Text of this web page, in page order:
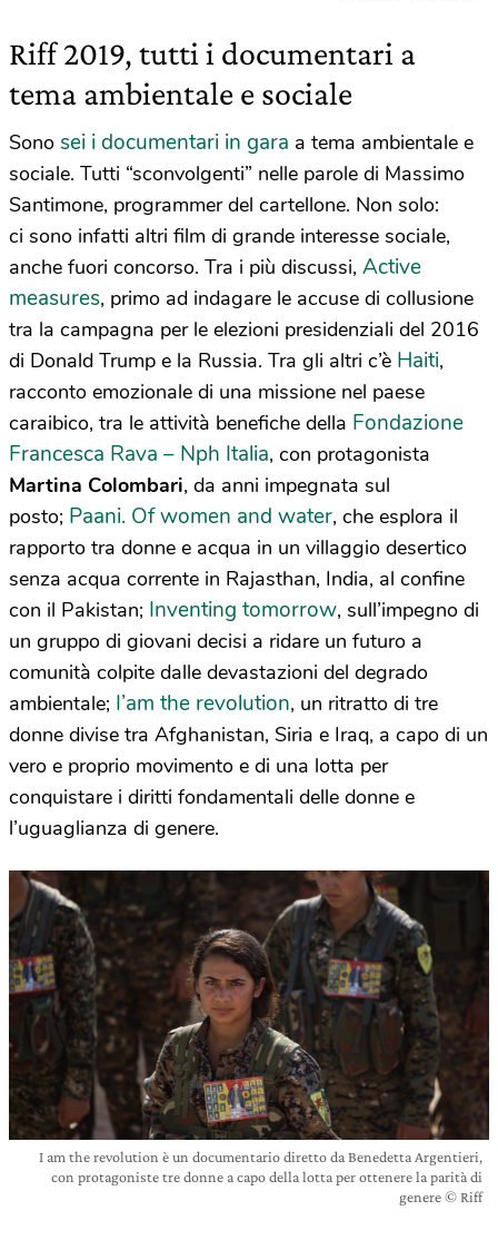
Riff 2019, tutti i documentari a
tema ambientale e sociale
Sono sei i documentari in gara a tema ambientale e
sociale. Tutti “sconvolgenti” nelle parole di Massimo
Santimone, programmer del cartellone. Non solo:
ci sono infatti altri film di grande interesse sociale,
anche fuori concorso. Tra i più discussi, Active
measures, primo ad indagare le accuse di collusione
tra la campagna per le elezioni presidenziali del 2016
di Donald Trump e la Russia. Tra gli altri c’è Haiti,
racconto emozionale di una missione nel paese
caraibico, tra le attività benefiche della Fondazione
Francesca Rava – Nph Italia, con protagonista
Martina Colombari, da anni impegnata sul
posto; Paani. Of women and water, che esplora il
rapporto tra donne e acqua in un villaggio desertico
senza acqua corrente in Rajasthan, India, al confine
con il Pakistan; Inventing tomorrow, sull’impegno di
un gruppo di giovani decisi a ridare un futuro a
comunità colpite dalle devastazioni del degrado
ambientale; I’am the revolution, un ritratto di tre
donne divise tra Afghanistan, Siria e Iraq, a capo di un
vero e proprio movimento e di una lotta per
conquistare i diritti fondamentali delle donne e
l’uguaglianza di genere.
I am the revolution è un documentario diretto da Benedetta Argentieri,
con protagoniste tre donne a capo della lotta per ottenere la parità di
genere © Riff